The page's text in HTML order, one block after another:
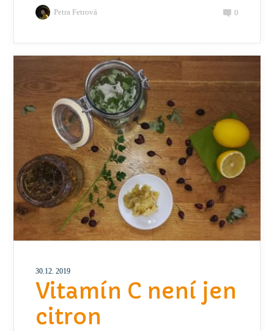
Petra Fetrová 0
30.12. 2019
Vitamín C není jen
citron